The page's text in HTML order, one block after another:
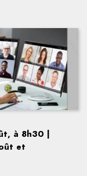
à 8h30 |
et